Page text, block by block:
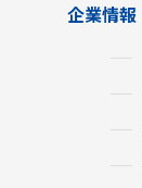
企業情報